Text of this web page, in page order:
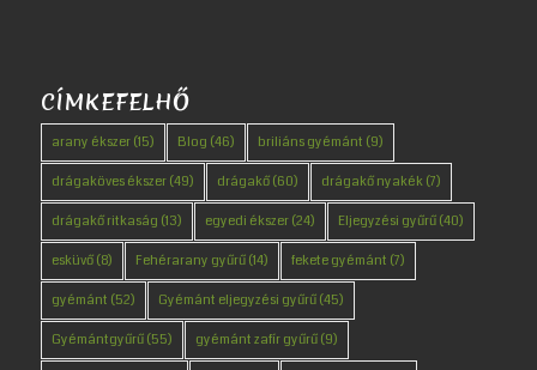
CÍMKEFELHŐ
arany ékszer(15) Blog (46) briliáns gyémánt (9)
drágaköves ékszer(49) drágakő(60) drágakő nyakék(7)
drágakő ritkaság (13) egyedi ékszer(24) Eljegyzési gyűrű(40)
esküvő(8) Fehérarany gyűrű(14) fekete gyémánt (7)
gyémánt (52) Gyémánt eljegyzési gyűrű(45)
Gyémántgyűrű(55) gyémánt zafír gyűrű(9)